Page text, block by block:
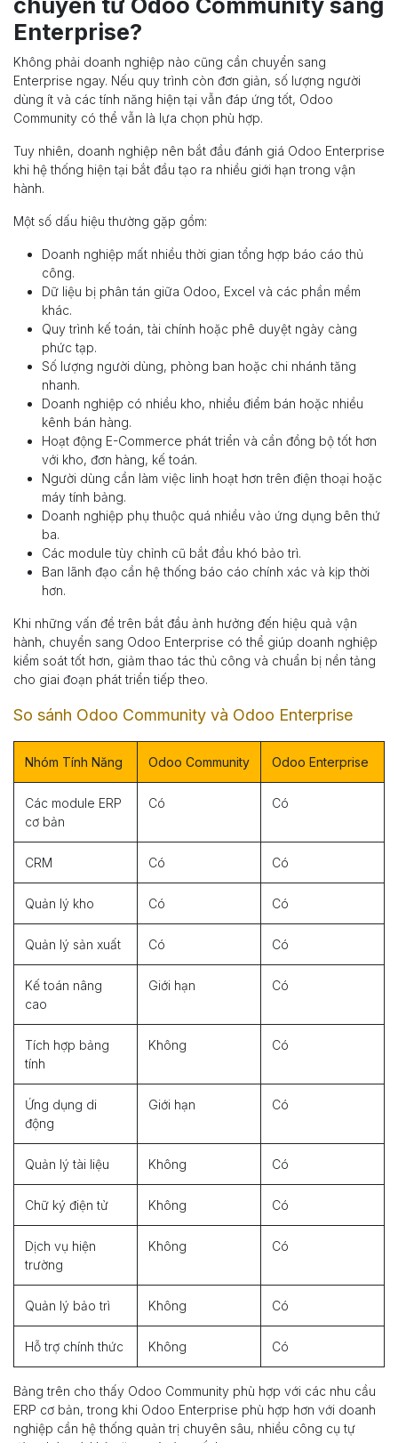
chuyển từ Odoo Community sang
Enterprise?
Không phải doanh nghiệp nào cũng cần chuyển sang
Enterprise ngay. Nếu quy trình còn đơn giản, số lượng người
dùng ít và các tính năng hiện tại vẫn đáp ứng tốt, Odoo
Community có thể vẫn là lựa chọn phù hợp.
Tuy nhiên, doanh nghiệp nên bắt đầu đánh giá Odoo Enterprise
khi hệ thống hiện tại bắt đầu tạo ra nhiều giới hạn trong vận
hành.
Một số dấu hiệu thường gặp gồm:
Doanh nghiệp mất nhiều thời gian tổng hợp báo cáo thủ
công.
Dữ liệu bị phân tán giữa Odoo, Excel và các phần mềm
khác.
Quy trình kế toán, tài chính hoặc phê duyệt ngày càng
phức tạp.
Số lượng người dùng, phòng ban hoặc chi nhánh tăng
nhanh.
Doanh nghiệp có nhiều kho, nhiều điểm bán hoặc nhiều
kênh bán hàng.
Hoạt động E-Commerce phát triển và cần đồng bộ tốt hơn
với kho, đơn hàng, kế toán.
Người dùng cần làm việc linh hoạt hơn trên điện thoại hoặc
máy tính bảng.
Doanh nghiệp phụ thuộc quá nhiều vào ứng dụng bên thứ
ba.
Các module tùy chỉnh cũ bắt đầu khó bảo trì.
Ban lãnh đạo cần hệ thống báo cáo chính xác và kịp thời
hơn.
Khi những vấn đề trên bắt đầu ảnh hưởng đến hiệu quả vận
hành, chuyển sang Odoo Enterprise có thể giúp doanh nghiệp
kiểm soát tốt hơn, giảm thao tác thủ công và chuẩn bị nền tảng
cho giai đoạn phát triển tiếp theo.
So sánh Odoo Community và Odoo Enterprise
Nhóm Tính Năng Odoo Community Odoo Enterprise
Các module ERP
cơ bản
Có Có
CRM Có Có
Quản lý kho Có Có
Quản lý sản xuất Có Có
Kế toán nâng
cao
Giới hạn Có
Tích hợp bảng
tính
Không Có
Ứng dụng di
động
Giới hạn Có
Quản lý tài liệu Không Có
Chữ ký điện tử Không Có
Dịch vụ hiện
trường
Không Có
Quản lý bảo trì Không Có
Hỗ trợ chính thức Không Có
Bảng trên cho thấy Odoo Community phù hợp với các nhu cầu
ERP cơ bản, trong khi Odoo Enterprise phù hợp hơn với doanh
nghiệp cần hệ thống quản trị chuyên sâu, nhiều công cụ tự